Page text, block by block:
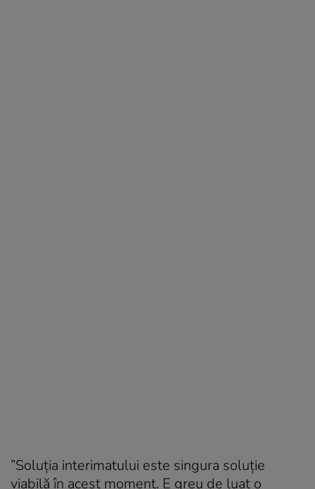
”Soluția interimatului este singura soluție
viabilă în acest moment. E greu de luat o